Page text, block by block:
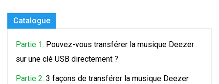
Catalogue
Partie 1. Pouvez-vous transférer la musique Deezer
sur une clé USB directement ?
Partie 2. 3 façons de transférer la musique Deezer